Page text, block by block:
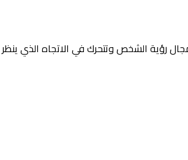
رؤية الشخص وتتحرك في الاتجاه الذي ينظر